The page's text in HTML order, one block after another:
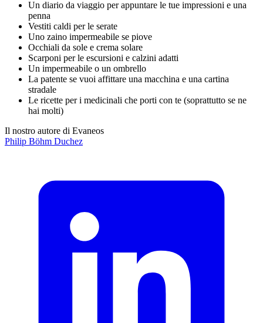
Un diario da viaggio per appuntare le tue impressioni e una
penna
Vestiti caldi per le serate
Uno zaino impermeabile se piove
Occhiali da sole e crema solare
Scarponi per le escursioni e calzini adatti
Un impermeabile o un ombrello
La patente se vuoi affittare una macchina e una cartina
stradale
Le ricette per i medicinali che porti con te (soprattutto se ne
hai molti)
Il nostro autore di Evaneos
Philip Böhm Duchez